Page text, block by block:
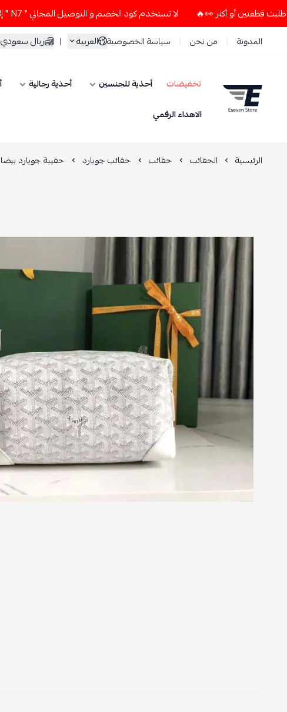
لا تستخدم كود الخصم و التوصيل المجاني " N7 " إلا إذا طلبت قطعتين أو أكثر 👀🔥
المدونة من نحن سياسة الخصوصية العربية | ريال سعودي
ESEVEN STORE
تخفيضات أحذية للجنسين أحذية رجالية
الاهداء الرقمي
الرئيسية الحقائب حقائب حقائب جويارد حقيبة جويارد